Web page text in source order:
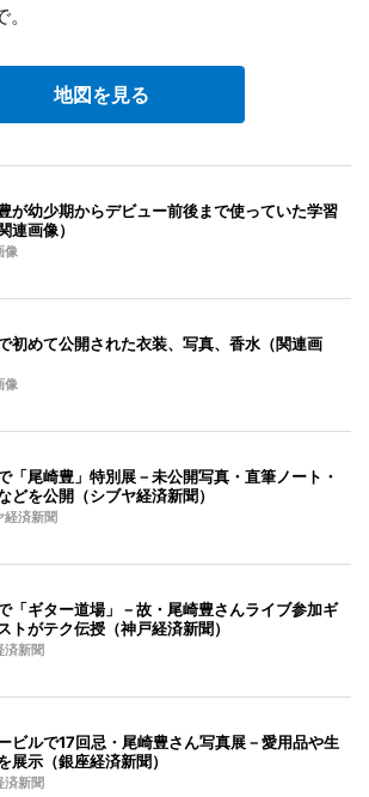
地図を見る
が幼少期からデビュー前後まで使っていた学習
連画像）
像
初めて公開された衣装、写真、香水（関連画
像
「尾崎豊」特別展－未公開写真・直筆ノート・
どを公開（シブヤ経済新聞）
経済新聞
「ギター道場」－故・尾崎豊さんライブ参加ギ
トがテク伝授（神戸経済新聞）
済新聞
ビルで17回忌・尾崎豊さん写真展－愛用品や生
展示（銀座経済新聞）
済新聞